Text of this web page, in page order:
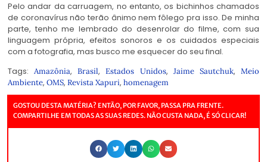
Pelo andar da carruagem, no entanto, os bichinhos chamados
de coronavírus não terão ânimo nem fôlego pra isso. De minha
parte, tenho me lembrado do desenrolar do filme, com sua
linguagem própria, efeitos sonoros e os cuidados especiais
com a fotografia, mas busco me esquecer do seu final.
Tags:Amazônia,Brasil,Estados Unidos, Jaime Sautchuk,Meio
Ambiente, OMS, Revista Xapuri, homenagem
GOSTOU DESTA MATÉRIA? ENTÃO, POR FAVOR, PASSA PRA FRENTE.
COMPARTILHE EM TODAS AS SUAS REDES. NÃO CUSTA NADA, É SÓ CLICAR!